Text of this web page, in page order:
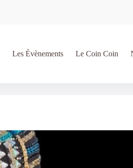
Les Évènements Le Coin Coin